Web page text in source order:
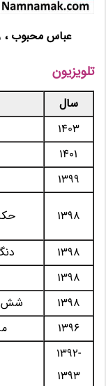
عباس محبوب ،
تلویزیون
سال
1403
1401
1399
1398
1398
1398
1398
شش
1396
1392-
1393